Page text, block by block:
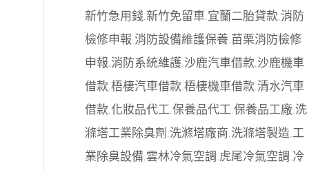
新竹急用錢. 新竹免留車. 宜蘭二胎貸款 消防
檢修申報 消防設備維護保養 苗栗消防檢修
申報 消防系統維護. 沙鹿汽車借款 沙鹿機車
借款 梧棲汽車借款 梧棲機車借款 清水汽車
借款 化妝品代工 保養品代工 保養品工廠. 洗
滌塔工業除臭劑 洗滌塔廠商 洗滌塔製造 工
業除臭設備 雲林冷氣空調 虎尾冷氣空調 冷